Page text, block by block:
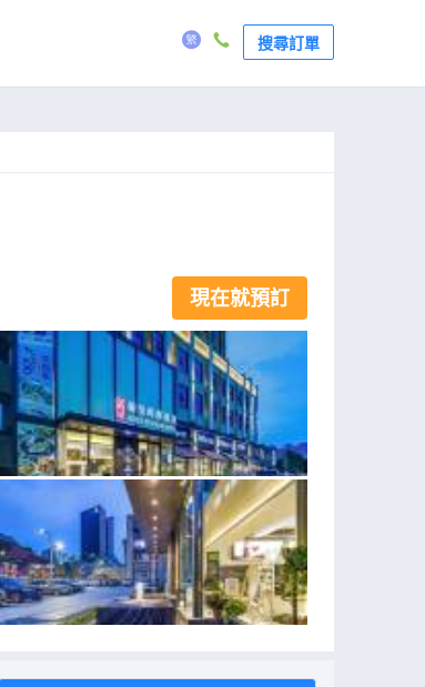
搜尋訂單
現在就預訂